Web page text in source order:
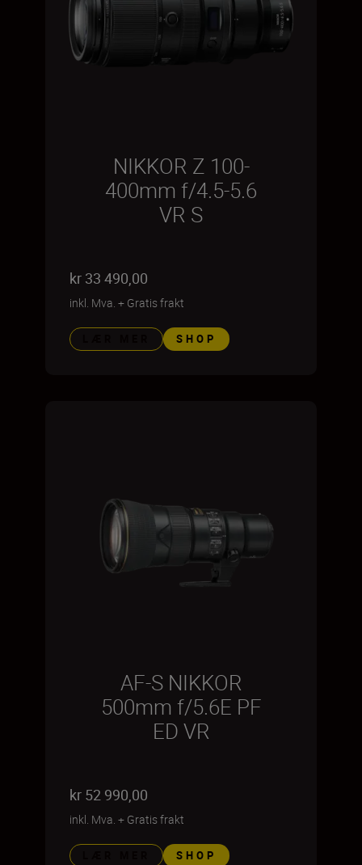
NIKKOR Z 100-
400mm f/4.5-5.6
VR S
kr 33 490,00
inkl. Mva. + Gratis frakt
SHOP
AF-S NIKKOR
500mm f/5.6E PF
ED VR
kr 52 990,00
inkl. Mva. + Gratis frakt
SHOP